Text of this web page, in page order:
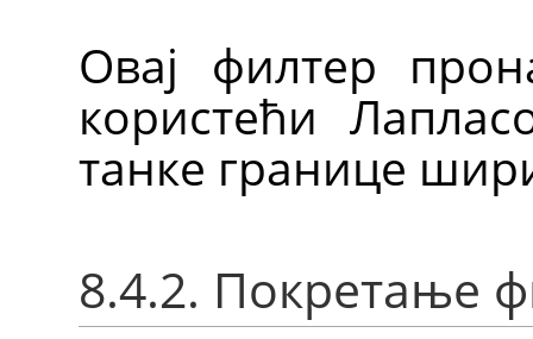
Овај филтер
користећи
танке границе
8.4.2. Покретање